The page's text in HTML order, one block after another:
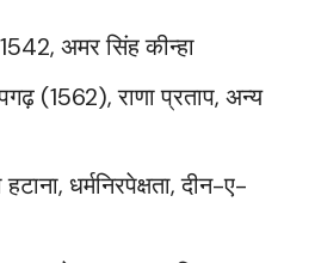
अमर सिंह कीन्हा
(1562), राणा प्रताप, अन्य
धर्मनिरपेक्षता, दीन-ए-